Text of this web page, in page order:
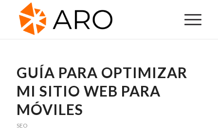
GUÍA PARA OPTIMIZAR
MI SITIO WEB PARA
MÓVILES
SEO